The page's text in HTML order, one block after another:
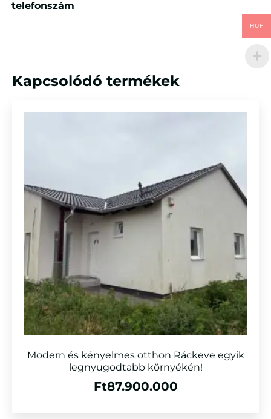
telefonszám
Kapcsolódó termékek
Modern és kényelmes otthon Ráckeve egyik
legnyugodtabb környékén!
Ft87.900.000
HUF